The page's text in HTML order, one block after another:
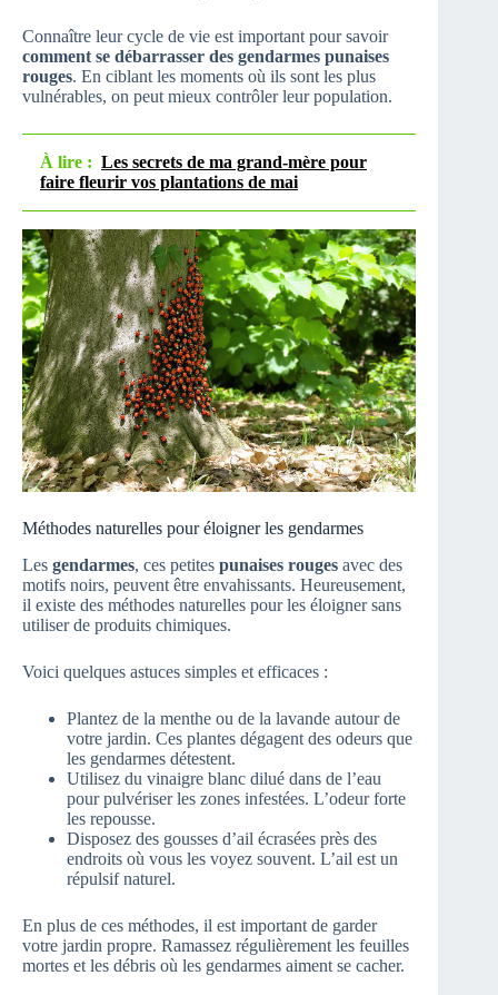
Connaître leur cycle de vie est important pour savoir
comment se débarrasser des gendarmes punaises
rouges. En ciblant les moments où ils sont les plus
vulnérables, on peut mieux contrôler leur population.
À lire : Les secrets de ma grand-mère pour
faire fleurir vos plantations de mai
Méthodes naturelles pour éloigner les gendarmes
Les gendarmes, ces petites punaises rouges avec des
motifs noirs, peuvent être envahissants. Heureusement,
il existe des méthodes naturelles pour les éloigner sans
utiliser de produits chimiques.
Voici quelques astuces simples et efficaces :
Plantez de la menthe ou de la lavande autour de
votre jardin. Ces plantes dégagent des odeurs que
les gendarmes détestent.
Utilisez du vinaigre blanc dilué dans de l’eau
pour pulvériser les zones infestées. L’odeur forte
les repousse.
Disposez des gousses d’ail écrasées près des
endroits où vous les voyez souvent. L’ail est un
répulsif naturel.
En plus de ces méthodes, il est important de garder
votre jardin propre. Ramassez régulièrement les feuilles
mortes et les débris où les gendarmes aiment se cacher.